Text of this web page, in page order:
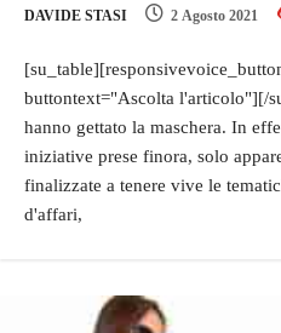
DAVIDE STASI 2 Agosto 2021
buttontext="Ascolta l'articolo"][/
hanno gettato la maschera. In
iniziative prese finora, solo
finalizzate a tenere vive le
d'affari,